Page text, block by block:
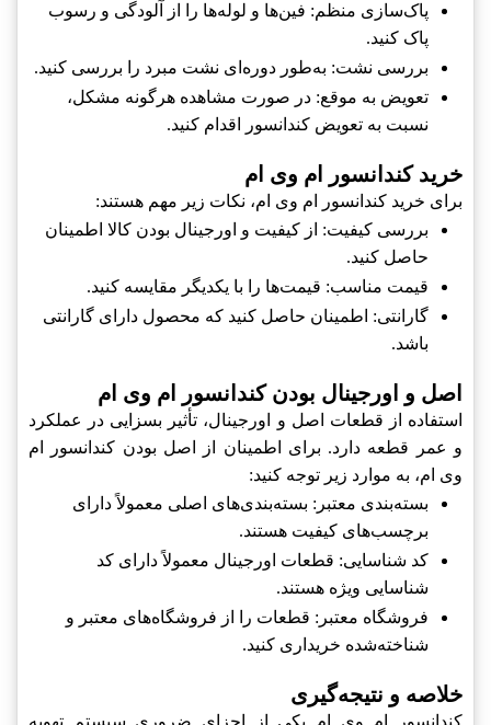
پاک‌سازی منظم: فین‌ها و لوله‌ها را از آلودگی و رسوب
پاک کنید.
بررسی نشت: به‌طور دوره‌ای نشت مبرد را بررسی کنید.
تعویض به موقع: در صورت مشاهده هرگونه مشکل،
نسبت به تعویض کندانسور اقدام کنید.
خرید کندانسور ام وی ام
برای خرید کندانسور ام وی ام، نکات زیر مهم هستند:
بررسی کیفیت: از کیفیت و اورجینال بودن کالا اطمینان
حاصل کنید.
قیمت مناسب: قیمت‌ها را با یکدیگر مقایسه کنید.
گارانتی: اطمینان حاصل کنید که محصول دارای گارانتی
باشد.
اصل و اورجینال بودن کندانسور ام وی ام
استفاده از قطعات اصل و اورجینال، تأثیر بسزایی در عملکرد
و عمر قطعه دارد. برای اطمینان از اصل بودن کندانسور ام
وی ام، به موارد زیر توجه کنید:
بسته‌بندی معتبر: بسته‌بندی‌های اصلی معمولاً دارای
برچسب‌های کیفیت هستند.
کد شناسایی: قطعات اورجینال معمولاً دارای کد
شناسایی ویژه هستند.
فروشگاه معتبر: قطعات را از فروشگاه‌های معتبر و
شناخته‌شده خریداری کنید.
خلاصه و نتیجه‌گیری